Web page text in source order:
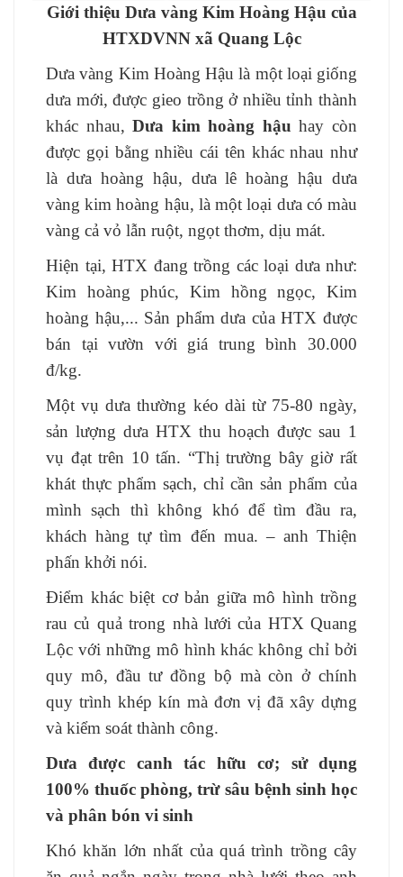
Giới thiệu Dưa vàng Kim Hoàng Hậu của
HTXDVNN xã Quang Lộc
Dưa vàng Kim Hoàng Hậu là một loại giống
dưa mới, được gieo trồng ở nhiều tỉnh thành
khác nhau,Dưa kim hoàng hậu hay còn
được gọi bằng nhiều cái tên khác nhau như
là dưa hoàng hậu, dưa lê hoàng hậu dưa
vàng kim hoàng hậu, là một loại dưa có màu
vàng cả vỏ lẫn ruột, ngọt thơm, dịu mát.
Hiện tại, HTX đang trồng các loại dưa như:
Kim hoàng phúc, Kim hồng ngọc, Kim
hoàng hậu,... Sản phẩm dưa của HTX được
bán tại vườn với giá trung bình 30.000
đ/kg.
Một vụ dưa thường kéo dài từ 75-80 ngày,
sản lượng dưa HTX thu hoạch được sau 1
vụ đạt trên 10 tấn. “Thị trường bây giờ rất
khát thực phẩm sạch, chỉ cần sản phẩm của
mình sạch thì không khó để tìm đầu ra,
khách hàng tự tìm đến mua. – anh Thiện
phấn khởi nói.
Điểm khác biệt cơ bản giữa mô hình trồng
rau củ quả trong nhà lưới của HTX Quang
Lộc với những mô hình khác không chỉ bởi
quy mô, đầu tư đồng bộ mà còn ở chính
quy trình khép kín mà đơn vị đã xây dựng
và kiểm soát thành công.
Dưa được canh tác hữu cơ; sử dụng
100% thuốc phòng, trừ sâu bệnh sinh học
và phân bón vi sinh
Khó khăn lớn nhất của quá trình trồng cây